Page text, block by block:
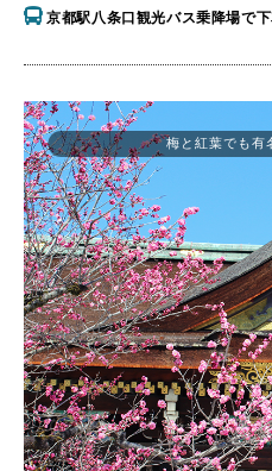
京都駅八条口観光バス乗降場で
梅と紅葉でも有